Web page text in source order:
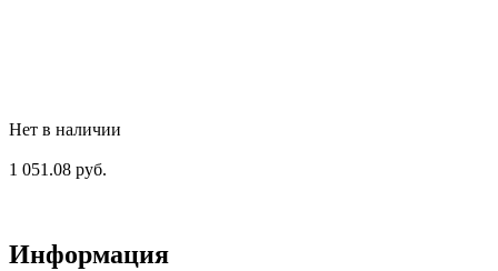
Нет в наличии
1 051.08 руб.
Информация